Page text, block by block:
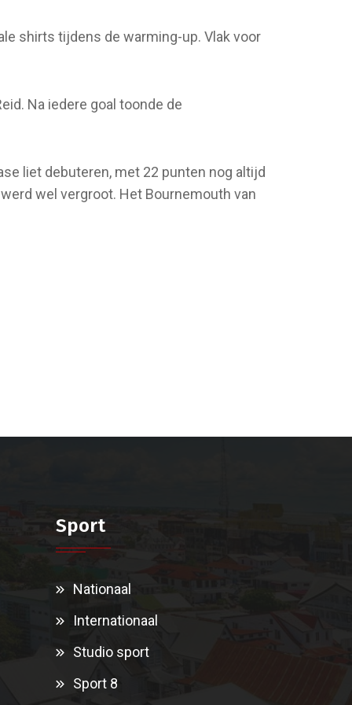
shirts tijdens de warming-up. Vlak voor
Na iedere goal toonde de
liet debuteren, met 22 punten nog altijd
wel vergroot. Het Bournemouth van
Sport
Nationaal
Internationaal
Studio sport
Sport 8